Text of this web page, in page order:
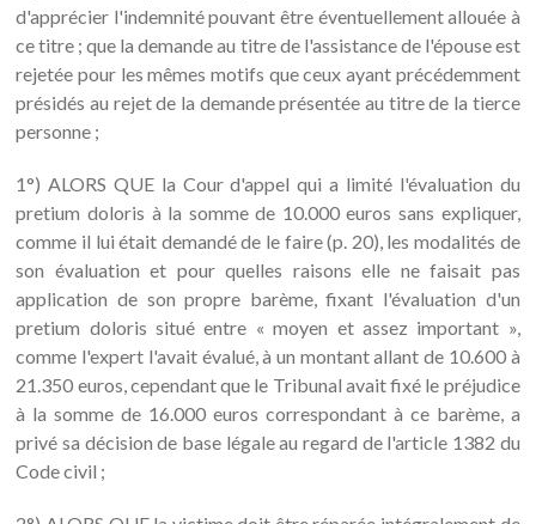
d'apprécier l'indemnité pouvant être éventuellement allouée à
ce titre ; que la demande au titre de l'assistance de l'épouse est
rejetée pour les mêmes motifs que ceux ayant précédemment
présidés au rejet de la demande présentée au titre de la tierce
personne ;
1°) ALORS QUE la Cour d'appel qui a limité l'évaluation du
pretium doloris à la somme de 10.000 euros sans expliquer,
comme il lui était demandé de le faire (p. 20), les modalités de
son évaluation et pour quelles raisons elle ne faisait pas
application de son propre barème, fixant l'évaluation d'un
pretium doloris situé entre « moyen et assez important »,
comme l'expert l'avait évalué, à un montant allant de 10.600 à
21.350 euros, cependant que le Tribunal avait fixé le préjudice
à la somme de 16.000 euros correspondant à ce barème, a
privé sa décision de base légale au regard de l'article 1382 du
Code civil ;